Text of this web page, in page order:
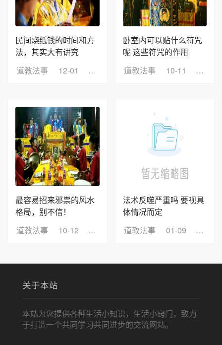
民间烧纸钱的时间和方
法，其实大有讲究
道教法事
12-01 浏览：39
卧室内可以贴什么符咒
呢 这些符咒的作用
道教法事
10-11 浏览
最容易招来邪祟的风水
格局，别不信！
道教法事
10-12 浏览：3
法术反噬严重吗 要视具
体情况而定
道教法事
01-09 浏览
关于本站
本站为您提供各种生活小知识，生活小窍门，致力
于打造一个共同学习共同进步的交流网站。